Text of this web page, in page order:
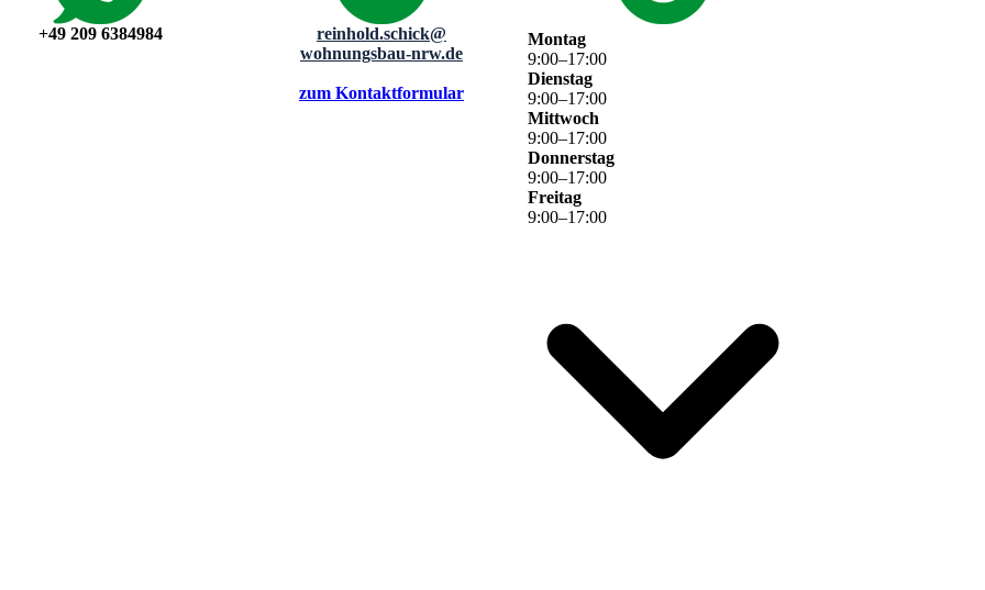
+49 209 6384984
reinhold.schick@
wohnungsbau-nrw.de
zum Kontaktformular
Montag
9:00–17:00
Dienstag
9:00–17:00
Mittwoch
9:00–17:00
Donnerstag
9:00–17:00
Freitag
9:00–17:00